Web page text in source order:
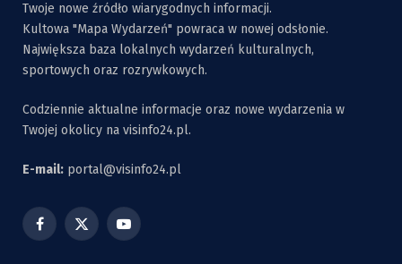
Twoje nowe źródło wiarygodnych informacji.
Kultowa "Mapa Wydarzeń" powraca w nowej odsłonie.
Największa baza lokalnych wydarzeń kulturalnych,
sportowych oraz rozrywkowych.
Codziennie aktualne informacje oraz nowe wydarzenia w
Twojej okolicy na visinfo24.pl.
E-mail: portal@visinfo24.pl
Facebook
X
YouTube